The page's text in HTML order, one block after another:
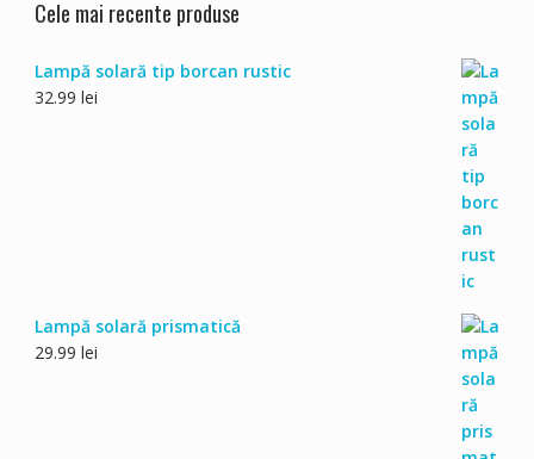
Cele mai recente produse
Lampă solară tip borcan rustic
32.99 lei
Lampă solară prismatică
29.99 lei